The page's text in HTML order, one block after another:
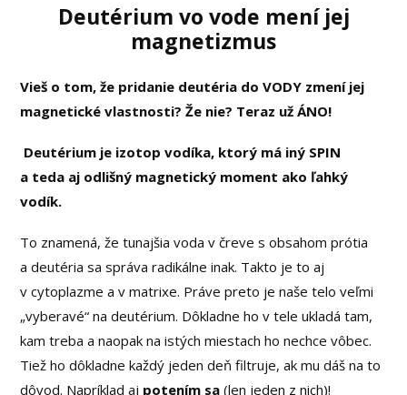
Deutérium vo vode mení jej
magnetizmus
Vieš o tom, že pridanie deutéria do VODY zmení jej
magnetické vlastnosti? Že nie? Teraz už ÁNO!
Deutérium je izotop vodíka, ktorý má iný SPIN
a teda aj odlišný magnetický moment ako ľahký
vodík.
To znamená, že tunajšia voda v čreve s obsahom prótia
a deutéria sa správa radikálne inak. Takto je to aj
v cytoplazme a v matrixe. Práve preto je naše telo veľmi
„vyberavé“ na deutérium. Dôkladne ho v tele ukladá tam,
kam treba a naopak na istých miestach ho nechce vôbec.
Tiež ho dôkladne každý jeden deň filtruje, ak mu dáš na to
dôvod. Napríklad aj potením sa (len jeden z nich)!